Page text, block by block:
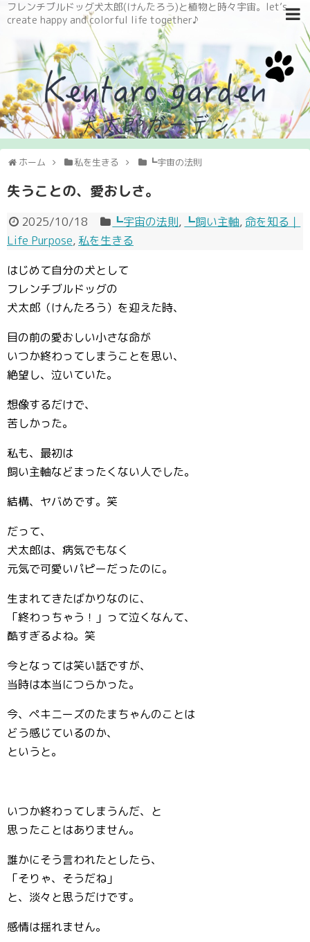
フレンチブルドッグ犬太郎(けんたろう)と植物と時々宇宙。let’s
create happy and colorful life together♪
ホーム 私を生きる ┗宇宙の法則
失うことの、愛おしさ。
2025/10/18 ┗宇宙の法則, ┗飼い主軸, 命を知る｜
Life Purpose, 私を生きる
はじめて自分の犬として
フレンチブルドッグの
犬太郎（けんたろう）を迎えた時、
目の前の愛おしい小さな命が
いつか終わってしまうことを思い、
絶望し、泣いていた。
想像するだけで、
苦しかった。
私も、最初は
飼い主軸などまったくない人でした。
結構、ヤバめです。笑
だって、
犬太郎は、病気でもなく
元気で可愛いパピーだったのに。
生まれてきたばかりなのに、
「終わっちゃう！」って泣くなんて、
酷すぎるよね。笑
今となっては笑い話ですが、
当時は本当につらかった。
今、ペキニーズのたまちゃんのことは
どう感じているのか、
というと。
いつか終わってしまうんだ、と
思ったことはありません。
誰かにそう言われたとしたら、
「そりゃ、そうだね」
と、淡々と思うだけです。
感情は揺れません。